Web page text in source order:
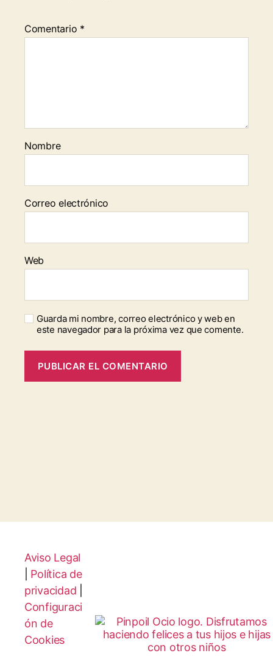
Comentario *
Nombre
Correo electrónico
Web
Guarda mi nombre, correo electrónico y web en
este navegador para la próxima vez que comente.
Aviso Legal
Política de
privacidad
Configuraci
ón de
Cookies